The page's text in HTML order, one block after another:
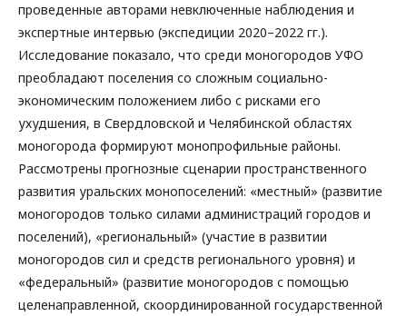
проведенные авторами невключенные наблюдения и
экспертные интервью (экспедиции 2020–2022 гг.).
Исследование показало, что среди моногородов УФО
преобладают поселения со сложным социально-
экономическим положением либо с рисками его
ухудшения, в Свердловской и Челябинской областях
моногорода формируют монопрофильные районы.
Рассмотрены прогнозные сценарии пространственного
развития уральских монопоселений: «местный» (развитие
моногородов только силами администраций городов и
поселений), «региональный» (участие в развитии
моногородов сил и средств регионального уровня) и
«федеральный» (развитие моногородов с помощью
целенаправленной, скоординированной государственной